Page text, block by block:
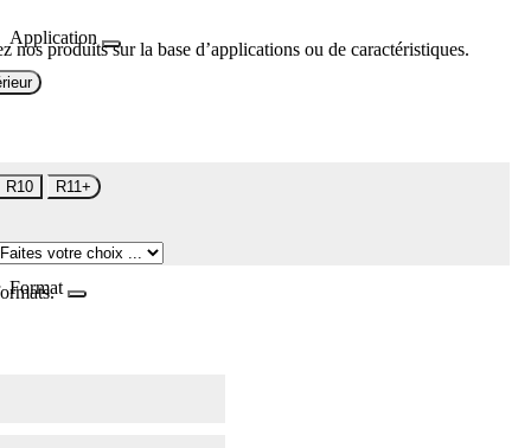
Application
nos produits sur la base d’applications ou de caractéristiques.
R10 R11+
Format